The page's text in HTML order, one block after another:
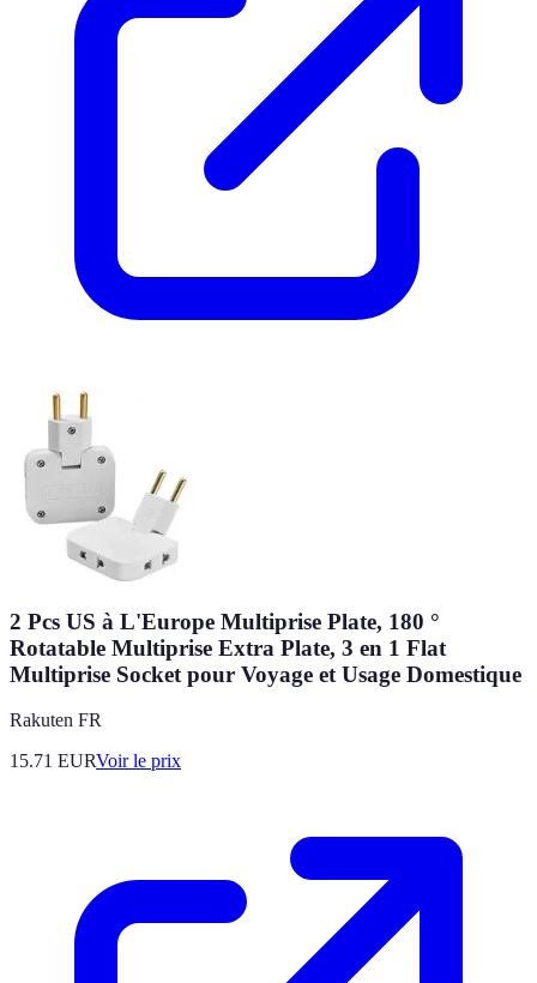
2 Pcs US à L'Europe Multiprise Plate, 180 °
Rotatable Multiprise Extra Plate, 3 en 1 Flat
Multiprise Socket pour Voyage et Usage Domestique
Rakuten FR
15.71 EURVoir le prix